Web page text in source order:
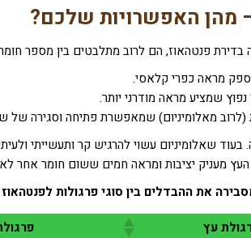
– מהן האפשרויות שלכם?
בדירת פנטהאוז, הם לרוב מתלבטים בין מספר
מראה כפרי קלאסי.
נפוץ שמציע מראה מודרני יותר.
מאלומיניום) שמאפשרת פתיחה וסגירה של
שאלומיניום עשוי להרגיש קר ותעשייתי
העץ מעניק יציבות ומראה חמים ששום חומר אחר
את ההבדלים בין סוגי פרגולות לפנטהאוז
עץ